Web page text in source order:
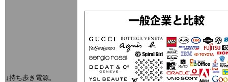
↓持ち歩き電源。